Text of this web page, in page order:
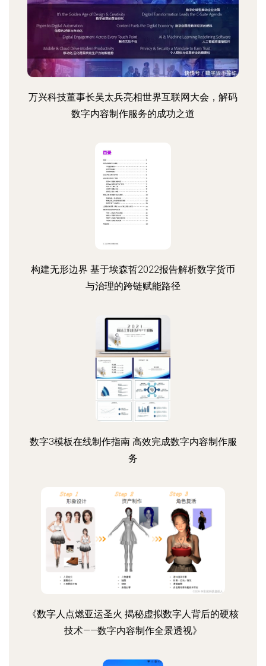
万兴科技董事长吴太兵亮相世界互联网大会，解码
数字内容制作服务的成功之道
构建无形边界 基于埃森哲2022报告解析数字货币
与治理的跨链赋能路径
数字3模板在线制作指南 高效完成数字内容制作服
务
《数字人点燃亚运圣火 揭秘虚拟数字人背后的硬核
技术——数字内容制作全景透视》